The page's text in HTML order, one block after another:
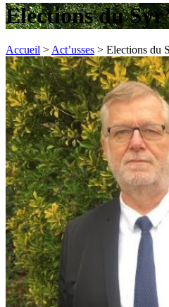
Elections du
Accueil >Act’usses > Elections du